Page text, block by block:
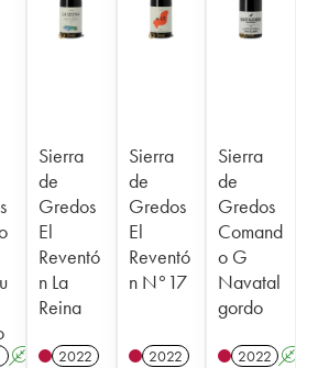
A
Sierra
de
Gredos
El
Reventó
n La
Reina
2022
Sierra
de
Gredos
El
Reventó
n N°17
2022
Sierra
de
Gredos
Comand
o G
Navatal
gordo
2022 A